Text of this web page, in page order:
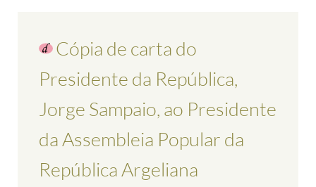
Cópia de carta do
Presidente da República,
Jorge Sampaio, ao Presidente
da Assembleia Popular da
República Argeliana